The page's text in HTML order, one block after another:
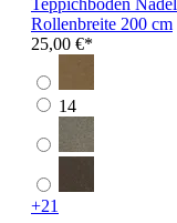
Teppichboden
Rollenbreite 200 cm
25,00 €*
14
+21